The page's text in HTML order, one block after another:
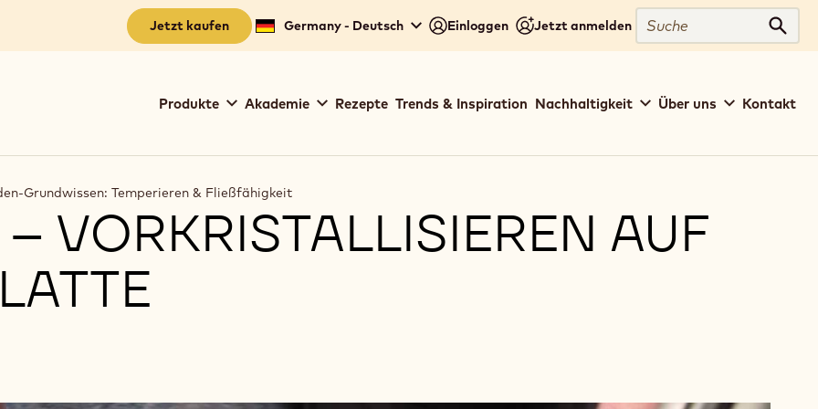
Jetzt kaufen Germany - Deutsch Einloggen Jetzt anmelden
Suche
navigation
Produkte Akademie Rezepte Trends & Inspiration Nachhaltigkeit Über uns Kontakt
Grundwissen: Temperieren & Fließfähigkeit
VORKRISTALLISIEREN AUF